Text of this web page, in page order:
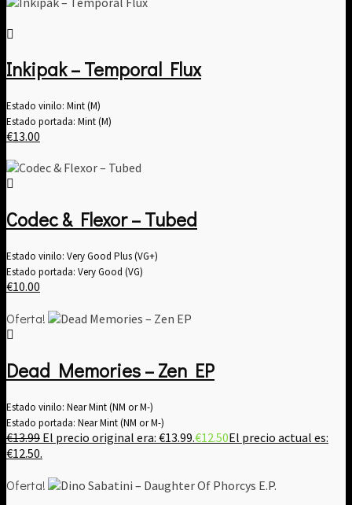
Inkipak – Temporal Flux
Estado vinilo: Mint (M)
Estado portada: Mint (M)
€13.00
Codec & Flexor ‎– Tubed
Estado vinilo: Very Good Plus (VG+)
Estado portada: Very Good (VG)
€10.00
Oferta!
Dead Memories – Zen EP
Estado vinilo: Near Mint (NM or M-)
Estado portada: Near Mint (NM or M-)
€13.99 El precio original era: €13.99.€12.50El precio actual es:
€12.50.
Oferta!